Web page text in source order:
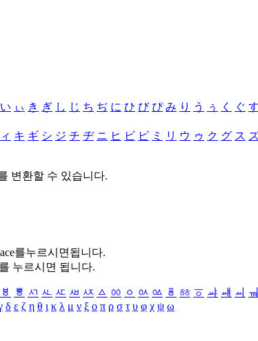
い ぃ き ぎ し じ ち ぢ に ひ び ぴ み り う ぅ く ぐ す
ィ キ ギ シ ジ チ ヂ ニ ヒ ビ ピ ミ リ ウ ゥ ク グ ス ズ
변환할 수 있습니다.
를누르시면됩니다.
누르시면 됩니다.
ㅸ ㅹ ㅺ ㅻ ㅼ ㅽ ㅾ ㅿ ㆀ ㆁ ㆂ ㆃ ㆄ ㆅ ㆆ ㆇ ㆈ ㆉ ㆊ
δ ε ζ η θ ι κ λ μ ν ξ ο π ρ σ τ υ φ χ ψ ω